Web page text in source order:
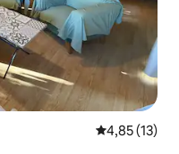
4,85 de uma
4,85 (13)